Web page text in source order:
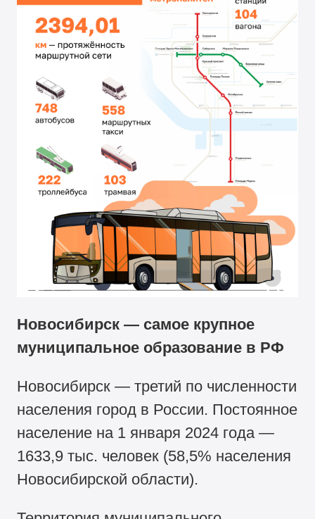
Новосибирск — самое крупное
муниципальное образование в РФ
Новосибирск — третий по численности
населения город в России. Постоянное
население на 1 января 2024 года —
1633,9 тыс. человек (58,5% населения
Новосибирской области).